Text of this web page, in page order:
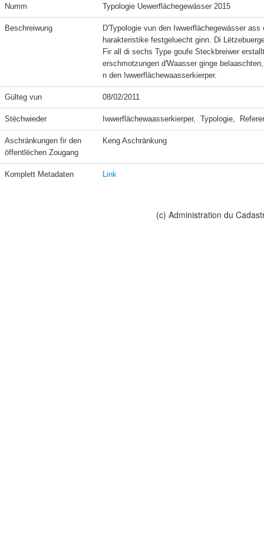
Numm Typologie Uewerflächegewässer 2015
Beschreiwung
D'Typologie vun den Iwwerflächegewässer
harakteristike festgeluecht ginn. Di
Fir all di sechs Type goufe Steckbreiwer
erschmotzungen d'Waasser ginge
n den Iwwerflächewaasserkierper.
Gülteg vun 08/02/2011
Stëchwieder Iwwerflächewaasserkierper,  Typologie,
Aschränkungen fir den
öffentlëchen Zougang
Keng Aschränkung
Komplett Metadaten Link
(c) Administration du